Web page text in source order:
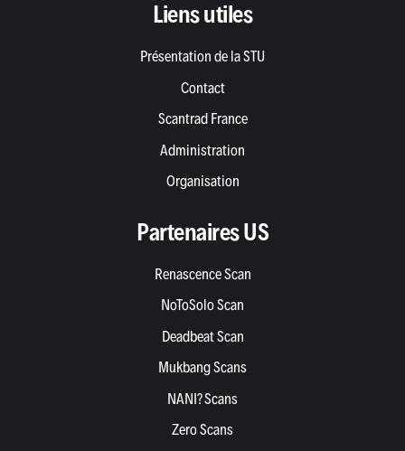
Liens utiles
Présentation de la STU
Contact
Scantrad France
Administration
Organisation
Partenaires US
Renascence Scan
NoToSolo Scan
Deadbeat Scan
Mukbang Scans
NANI? Scans
Zero Scans